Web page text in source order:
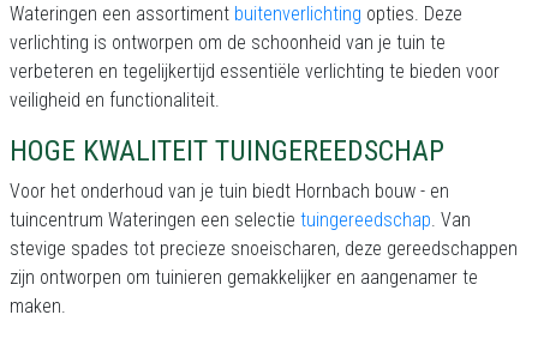
Wateringen een assortiment buitenverlichting opties. Deze
verlichting is ontworpen om de schoonheid van je tuin te
verbeteren en tegelijkertijd essentiële verlichting te bieden voor
veiligheid en functionaliteit.
HOGE KWALITEIT TUINGEREEDSCHAP
Voor het onderhoud van je tuin biedt Hornbach bouw - en
tuincentrum Wateringen een selectie tuingereedschap. Van
stevige spades tot precieze snoeischaren, deze gereedschappen
zijn ontworpen om tuinieren gemakkelijker en aangenamer te
maken.